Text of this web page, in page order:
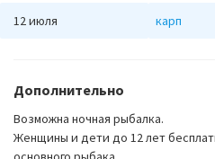
12 июля карп
Дополнительно
Возможна ночная рыбалка.
Женщины и дети до 12 лет